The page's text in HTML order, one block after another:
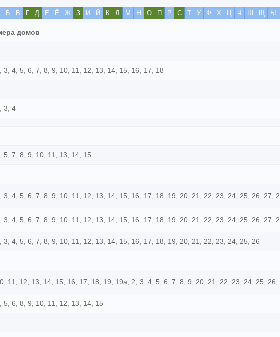
Б В Г Д Е Ё Ж З И Й К Л М Н О П Р С Т У Ф Х Ц Ч Ш Щ Ы
домов
3, 4, 5, 6, 7, 8, 9, 10, 11, 12, 13, 14, 15, 16, 17, 18
3, 4
5, 7, 8, 9, 10, 11, 13, 14, 15
3, 4, 5, 6, 7, 8, 9, 10, 11, 12, 13, 14, 15, 16, 17, 18, 19, 20, 21, 22, 23, 24, 25, 26, 27, 2
3, 4, 5, 6, 7, 8, 9, 10, 11, 12, 13, 14, 15, 16, 17, 18, 19, 20, 21, 22, 23, 24, 25, 26, 27, 2
3, 4, 5, 6, 7, 8, 9, 10, 11, 12, 13, 14, 15, 16, 17, 18, 19, 20, 21, 22, 23, 24, 25, 26
11, 12, 13, 14, 15, 16, 17, 18, 19, 19а, 2, 3, 4, 5, 6, 7, 8, 9, 20, 21, 22, 23, 24, 25, 26,
5, 6, 8, 9, 10, 11, 12, 13, 14, 15